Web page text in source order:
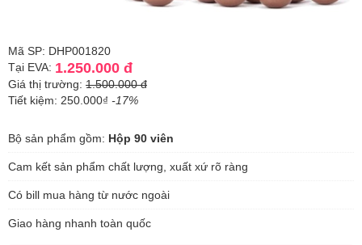
Mã SP: DHP001820
Tại EVA: 1.250.000 đ
Giá thị trường: 1.500.000 đ
Tiết kiệm: 250.000₫ -17%
Bộ sản phẩm gồm: Hộp 90 viên
Cam kết sản phẩm chất lượng, xuất xứ rõ ràng
Có bill mua hàng từ nước ngoài
Giao hàng nhanh toàn quốc